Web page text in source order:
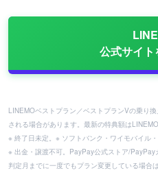
公式サイト
LINEMOベストプラン／ベストプランVの乗り
される場合があります。最新の特典額は
※ 終了日未定。※ ソフトバンク・ワイモバイル
※ 出金・譲渡不可。PayPay公式ストア/
判定月までに一度でもプラン変更している場合